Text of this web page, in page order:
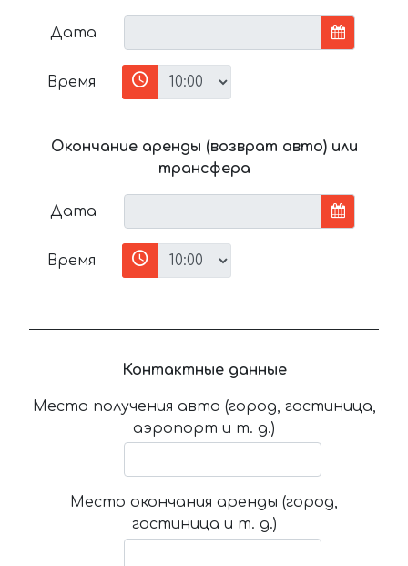
Дата
Время
Окончание аренды (возврат авто) или
трансфера
Дата
Время
Контактные данные
Место получения авто (город, гостиница,
аэропорт и т. д.)
Место окончания аренды (город,
гостиница и т. д.)